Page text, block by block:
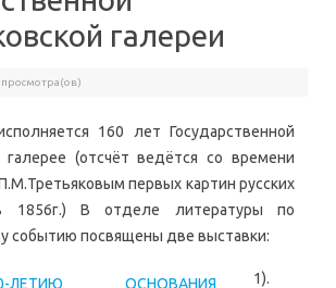
галереи
просмотра(ов)
160 лет Государственной
галерее (отсчёт ведётся со времени
первых картин русских
1856г.) В отделе литературы по
событию посвящены две выставки:
1).